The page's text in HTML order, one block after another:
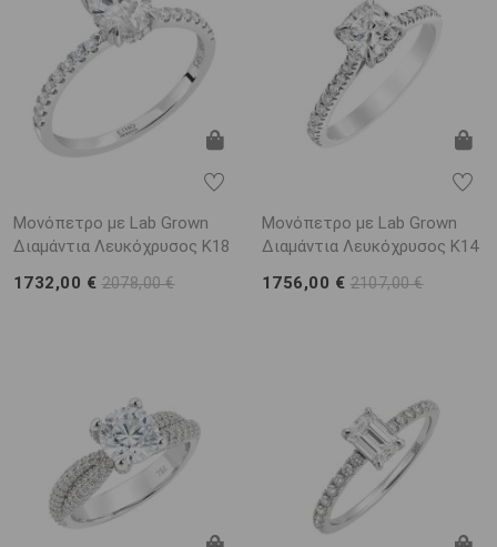
Μονόπετρο με Lab Grown
Διαμάντια Λευκόχρυσος K18
1732,00 € 2078,00 €
Μονόπετρο με Lab Grown
Διαμάντια Λευκόχρυσος K14
1756,00 € 2107,00 €